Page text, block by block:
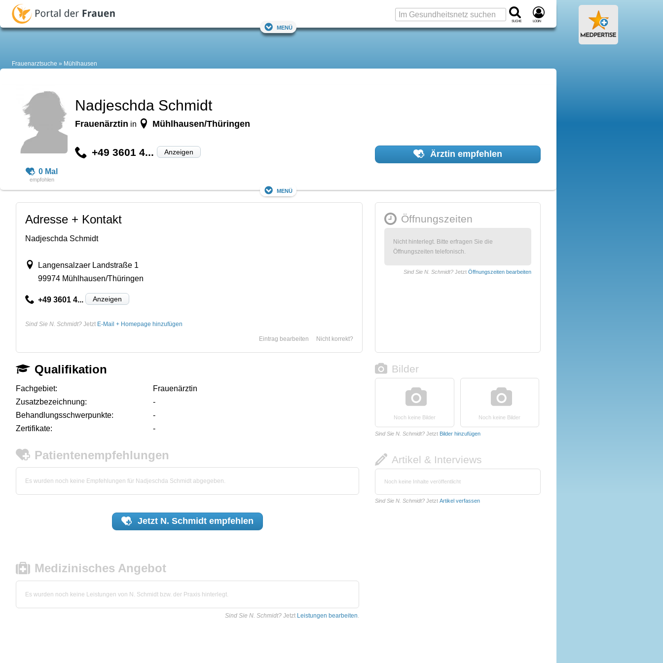
Suche Login
Menü
Frauenarztsuche Mühlhausen
0 Mal
Nadjeschda Schmidt
Frauenärztin in Mühlhausen/Thüringen
+49 3601 4... Anzeigen Ärztin empfehlen
Menü
Adresse + Kontakt
Nadjeschda Schmidt
Langensalzaer Landstraße 1
99974 Mühlhausen/Thüringen
+49 3601 4... Anzeigen
Sind Sie N. Schmidt? Jetzt E-Mail + Homepage hinzufügen
Nicht korrekt?
Eintrag bearbeiten
Öffnungszeiten
Nicht hinterlegt. Bitte erfragen Sie die
Öffnungszeiten telefonisch.
Sind Sie N. Schmidt? Jetzt Öffnungszeiten bearbeiten
Qualifikation
Fachgebiet:
Frauenärztin
Zusatzbezeichnung:
-
Behandlungsschwerpunkte:
-
Zertifikate:
-
Patientenempfehlungen
Es wurden noch keine Empfehlungen für Nadjeschda Schmidt abgegeben.
Jetzt N. Schmidt empfehlen
Medizinisches Angebot
Es wurden noch keine Leistungen von N. Schmidt bzw. der Praxis hinterlegt.
Sind Sie N. Schmidt? Jetzt Leistungen bearbeiten.
Bilder
Noch keine Bilder Noch keine Bilder
Sind Sie N. Schmidt? Jetzt Bilder hinzufügen
Artikel & Interviews
Noch keine Inhalte veröffentlicht
Sind Sie N. Schmidt? Jetzt Artikel verfassen